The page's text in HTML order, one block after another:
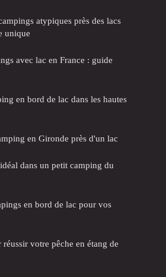
atypiques près des lacs
unique
avec lac en France : guide
en bord de lac dans les hautes
en Gironde près d'un lac
dans un petit camping du
en bord de lac pour vos
votre pêche en étang de